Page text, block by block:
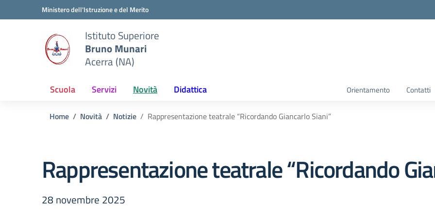
Vai ai contenuti
Vai al menu di navigazioneMinistero dell'Istruzione e del Merito
Istituto Superiore
Bruno Munari
Acerra (NA)
Scuola Servizi Novità Didattica Orientamento Contatti
Home Novità Notizie Rappresentazione teatrale “Ricordando Giancarlo Siani”
Rappresentazione teatrale “Ricordando
28 novembre 2025